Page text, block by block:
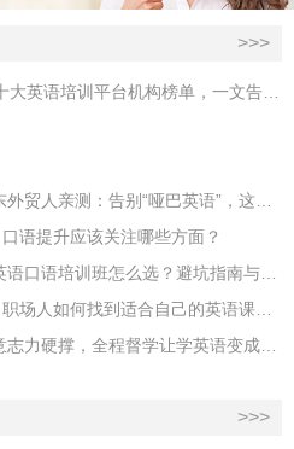
>>>
【16万人的经验贴】2022全球十大英语培训平台机构榜单，一文告诉你
必克英语效果怎么样？2026广东外贸人亲测：告别“哑巴英语”，这才是成年人最高效的自救指南！
语提升应该关注哪些方面？
实测厦门机构后讲讲：2026年英语口语培训班怎么选？避坑指南与高效学习新范式
【上海成人英语机构选择指南】职场人如何找到适合自己的英语课程？
【2026英语怎么学？】不用靠意志力硬撑，全程督学让学英语变成日常习惯
>>>